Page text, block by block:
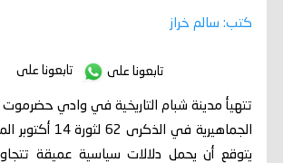
كتب: سالم خراز
تابعونا على تابعونا على
تتهيأ مدينة شبام التاريخية في وادي حضرموت
الجماهيرية في
يتوقع أن يحمل دلالات سياسية عميقة